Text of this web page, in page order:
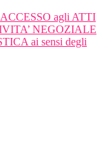
agli ATTI
NEGOZIALE
ai sensi degli